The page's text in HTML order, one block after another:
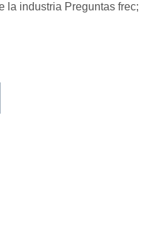
la industria Preguntas frec;